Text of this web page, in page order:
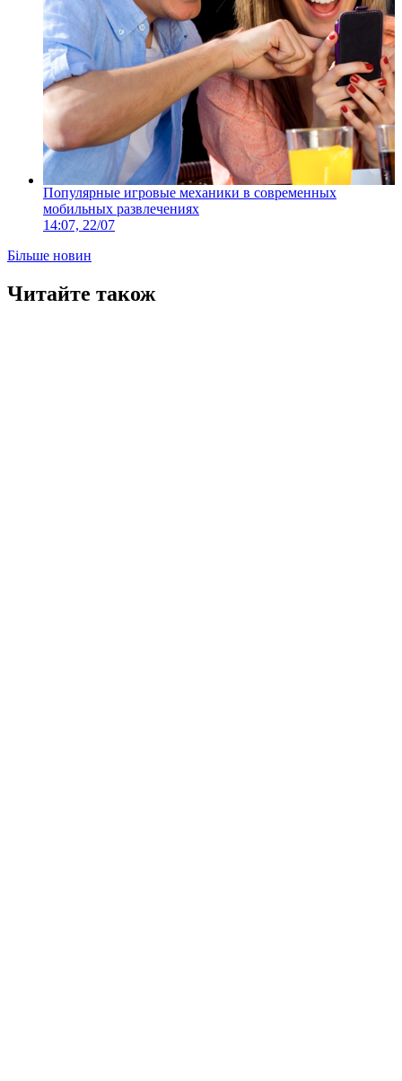
Популярные игровые механики в современных
мобильных развлечениях
14:07, 22/07
Більше новин
Читайте також